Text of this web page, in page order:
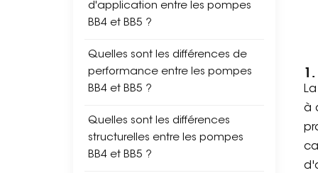
à
d'application entre les pompes
BB4 et BB5 ?
Quelles sont les différences de
performance entre les pompes
BB4 et BB5 ?
Quelles sont les différences
structurelles entre les pompes
BB4 et BB5 ?